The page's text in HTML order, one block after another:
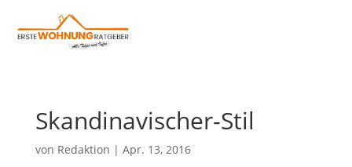
Skandinavischer-Stil
von Redaktion | Apr. 13, 2016